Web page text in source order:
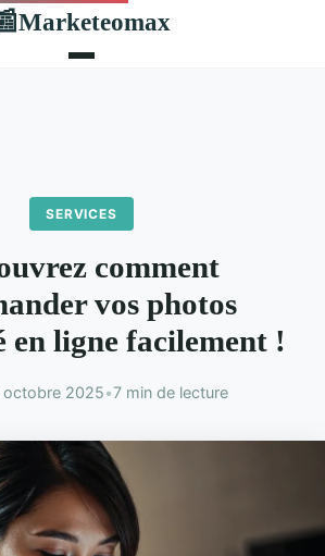
Marketeomax
SERVICES
comment
vos photos
en ligne facilement !
octobre 2025•7 min de lecture